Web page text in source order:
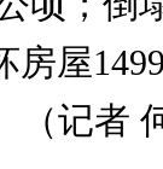
房屋
（记者